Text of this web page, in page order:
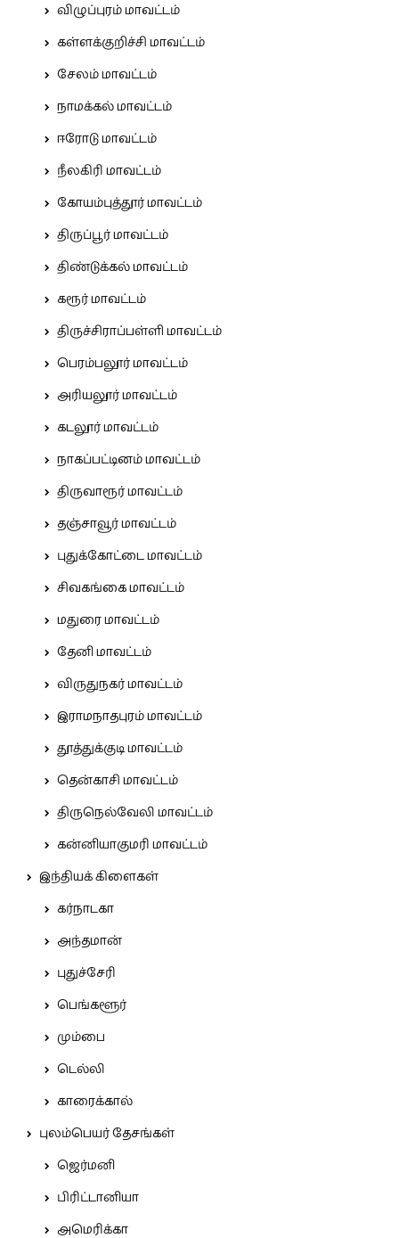
விழுப்புரம் மாவட்டம்
கள்ளக்குறிச்சி மாவட்டம்
சேலம் மாவட்டம்
நாமக்கல் மாவட்டம்
ஈரோடு மாவட்டம்
நீலகிரி மாவட்டம்
கோயம்புத்தூர் மாவட்டம்
திருப்பூர் மாவட்டம்
திண்டுக்கல் மாவட்டம்
கரூர் மாவட்டம்
திருச்சிராப்பள்ளி மாவட்டம்
பெரம்பலூர் மாவட்டம்
அரியலூர் மாவட்டம்
கடலூர் மாவட்டம்
நாகப்பட்டினம் மாவட்டம்
திருவாரூர் மாவட்டம்
தஞ்சாவூர் மாவட்டம்
புதுக்கோட்டை மாவட்டம்
சிவகங்கை மாவட்டம்
மதுரை மாவட்டம்
தேனி மாவட்டம்
விருதுநகர் மாவட்டம்
இராமநாதபுரம் மாவட்டம்
தூத்துக்குடி மாவட்டம்
தென்காசி மாவட்டம்
திருநெல்வேலி மாவட்டம்
கன்னியாகுமரி மாவட்டம்
இந்தியக் கிளைகள்
கர்நாடகா
அந்தமான்
புதுச்சேரி
பெங்களூர்
மும்பை
டெல்லி
காரைக்கால்
புலம்பெயர் தேசங்கள்
ஜெர்மனி
பிரிட்டானியா
அமெரிக்கா